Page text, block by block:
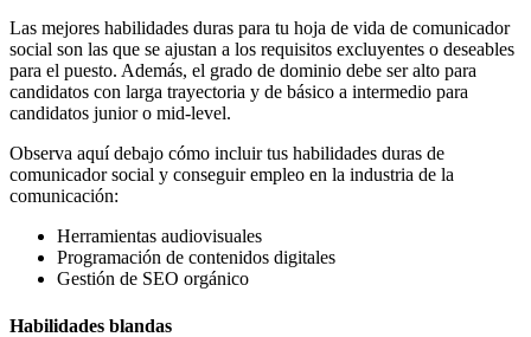
Las mejores habilidades duras para tu hoja de vida de comunicador
social son las que se ajustan a los requisitos excluyentes o deseables
para el puesto. Además, el grado de dominio debe ser alto para
candidatos con larga trayectoria y de básico a intermedio para
candidatos junior o mid-level.
Observa aquí debajo cómo incluir tus habilidades duras de
comunicador social y conseguir empleo en la industria de la
comunicación:
Herramientas audiovisuales
Programación de contenidos digitales
Gestión de SEO orgánico
Habilidades blandas